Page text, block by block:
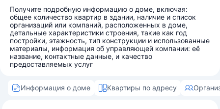
Получите подробную информацию о доме, включая:
общее количество квартир в здании, наличие и список
организаций или компаний, расположенных в доме,
детальные характеристики строения, такие как год
постройки, этажность, тип конструкции и использованные
материалы, информация об управляющей компании: её
название, контактные данные, и качество
предоставляемых услуг
Информация о доме Квартиры по адресу